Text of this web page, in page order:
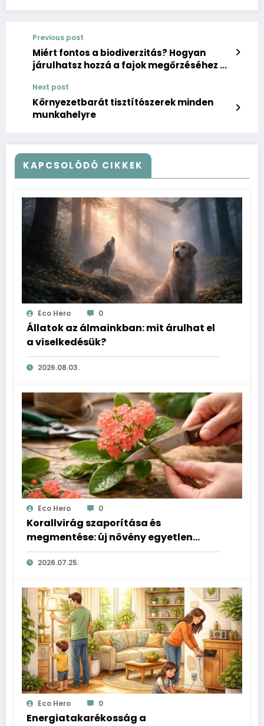
Previous post
Miért fontos a biodiverzitás? Hogyan
járulhatsz hozzá a fajok megőrzéséhez a
Next post
Környezetbarát tisztítószerek minden
munkahelyre
KAPCSOLÓDÓ CIKKEK
Eco Hero 0
Állatok az álmainkban: mit árulhat el
a viselkedésük?
2026.08.03.
Eco Hero 0
Korallvirág szaporítása és
megmentése: új növény egyetlen
hajtásból
2026.07.25.
Eco Hero 0
Energiatakarékosság a